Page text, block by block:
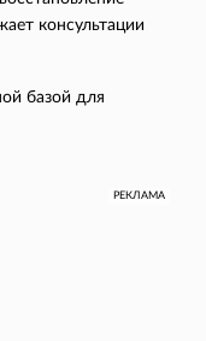
консультации
базой для
РЕКЛАМА